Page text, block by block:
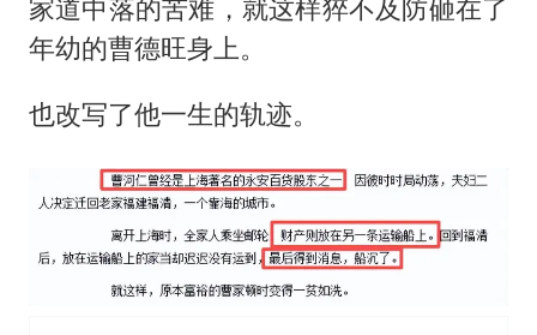
家道中落的苦难，就这样猝不及防砸在了
年幼的曹德旺身上。
也改写了他一生的轨迹。